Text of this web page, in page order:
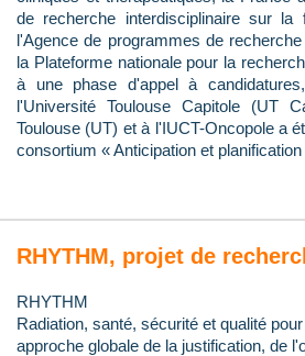
de recherche interdisciplinaire sur
l'Agence de programmes de
la Plateforme nationale pour la
à une phase d'appel à
l'Université Toulouse Capitole (UT
Toulouse (UT) et à l'IUCT-Oncopole a
consortium « Anticipation et planification
RHYTHM, projet de
RHYTHM
Radiation, santé, sécurité et qualité
approche globale de la justification, de